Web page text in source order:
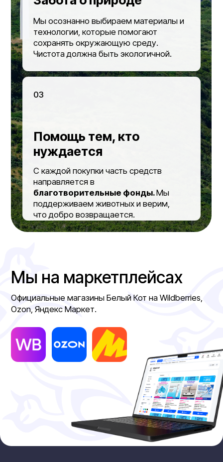
Политика конфиденциальности
Разработка
Договор оферты
*КОМПАНИЯ META PLATFORMS INC., ВЛАДЕЮЩАЯ
СОЦИАЛЬНЫМИ СЕТЯМИ FACEBOOK И INSTAGRAM, ПО
РЕШЕНИЮ СУДА ОТ 21.03.2022 ПРИЗНАНА ЭКСТРЕМИСТСКОЙ
ОРГАНИЗАЦИЕЙ, ЕЁ ДЕЯТЕЛЬНОСТЬ НА ТЕРРИТОРИИ РОССИИ
ЗАПРЕЩЕНА
ИП Семенов Николай Алексеевич
ИНН: 773384709023
ОГРНИП: 320774600123101 от 05.03.2020
info@white-cat.ru
г. Москва, Кронштадский
бульвар д. 17, кор. 1